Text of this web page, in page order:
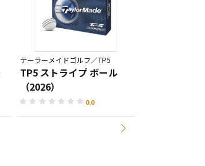
テーラーメイドゴルフ／TP5
TP5 ストライプ ボール
（2026）
0.0